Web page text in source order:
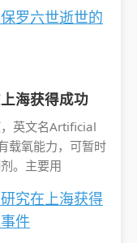
罗六世逝世的
海获得成功
英文名Artificial
载氧能力，可暂时
。主要用
究在上海获得
件